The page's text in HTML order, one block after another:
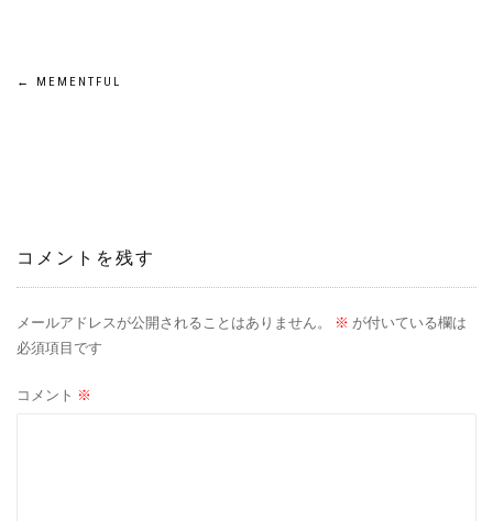
投
ゲ
ー
シ
ョ
← MEMENTFUL
コメントを残す
メールアドレスが公開されることはありません。 ※ が付いている欄は
必須項目です
コメント ※